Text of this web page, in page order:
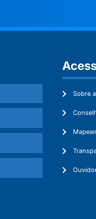
Sobre